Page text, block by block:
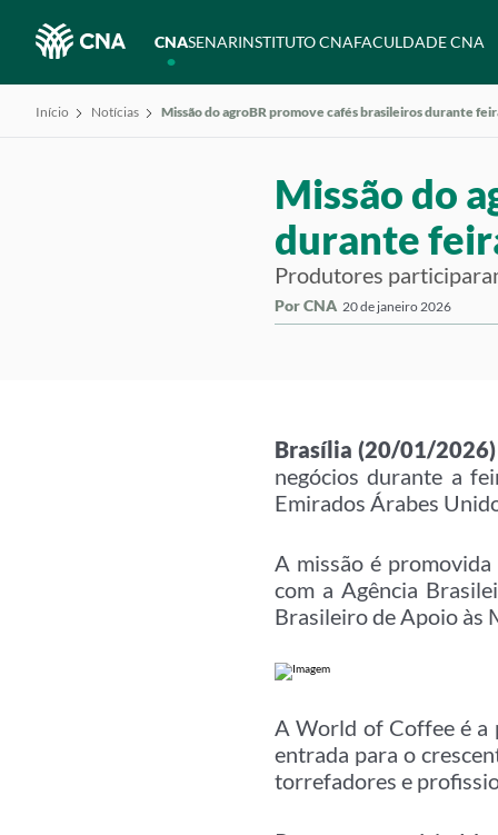
CNASENARINSTITUTO CNAFACULDADE CNA
Início Notícias Missão do agroBR promove cafés brasileiros durante
Missão do
durante
Produtores
Por CNA 20 de janeiro 2026
Brasília (20/01/2026)
negócios durante a
Emirados Árabes
A missão é
com a Agência
Brasileiro de Apoio às
A World of Coffee é a
entrada para o
torrefadores e